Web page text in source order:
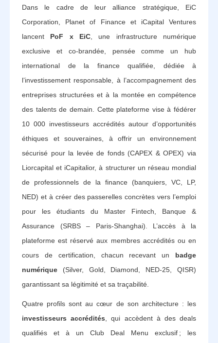
Dans le cadre de leur alliance stratégique, EiC
Corporation, Planet of Finance et iCapital Ventures
lancent PoF x EiC , une infrastructure numérique
exclusive et co-brandée, pensée comme un hub
international de la finance qualifiée, dédiée à
l’investissement responsable, à l’accompagnement des
entreprises structurées et à la montée en compétence
des talents de demain. Cette plateforme vise à fédérer
10 000 investisseurs accrédités autour d’opportunités
éthiques et souveraines, à offrir un environnement
sécurisé pour la levée de fonds (CAPEX & OPEX) via
Liorcapital et iCapitalior, à structurer un réseau mondial
de professionnels de la finance (banquiers, VC, LP,
NED) et à créer des passerelles concrètes vers l’emploi
pour les étudiants du Master Fintech, Banque &
Assurance (SRBS – Paris-Shanghai). L’accès à la
plateforme est réservé aux membres accrédités ou en
cours de certification, chacun recevant un badge
numérique (Silver, Gold, Diamond, NED-25, QISR)
garantissant sa légitimité et sa traçabilité.
Quatre profils sont au cœur de son architecture : les
investisseurs accrédités , qui accèdent à des deals
qualifiés et à un Club Deal Menu exclusif ; les